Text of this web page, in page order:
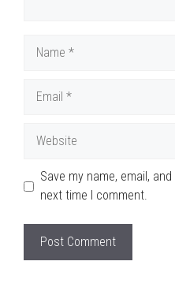
Save my name, email,
next time I comment.